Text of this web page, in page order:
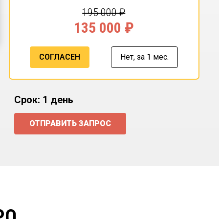
195 000₽
135 000 ₽
СОГЛАСЕН Нет, за 1 мес.
Срок: 1 день
ОТПРАВИТЬ ЗАПРОС